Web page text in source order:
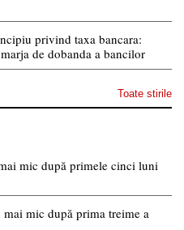
privind taxa bancara:
de dobanda a bancilor
Toate stirile
mic după primele cinci luni
mic după prima treime a